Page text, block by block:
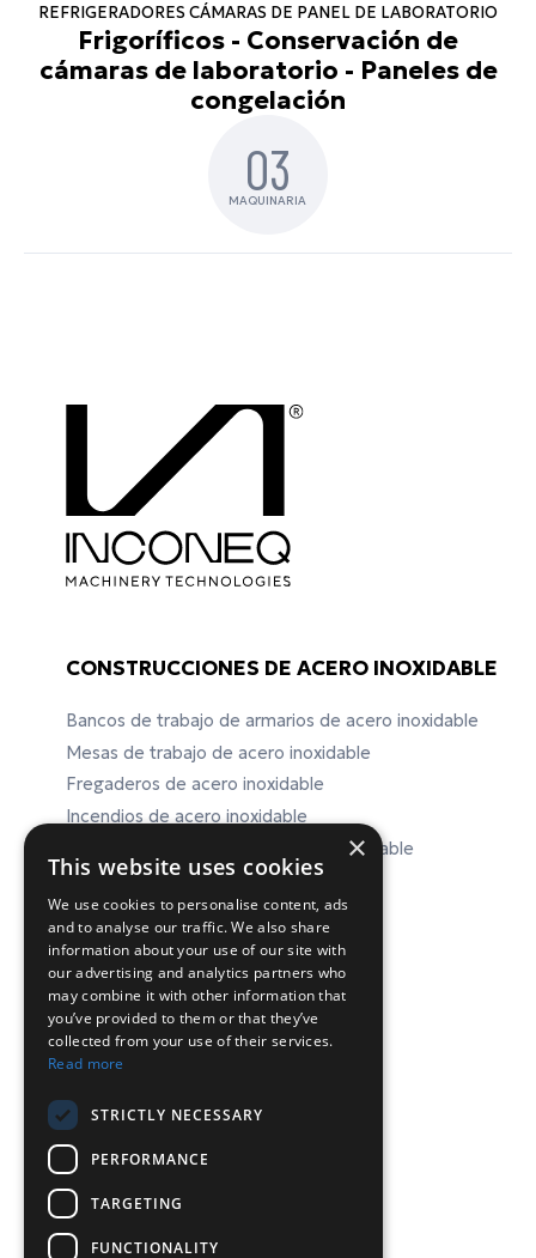
REFRIGERADORES CÁMARAS DE PANEL DE LABORATORIO
Frigoríficos - Conservación de
cámaras de laboratorio - Paneles de
congelación
03
MAQUINARIA
CONSTRUCCIONES DE ACERO INOXIDABLE
Bancos de trabajo de armarios de acero inoxidable
Mesas de trabajo de acero inoxidable
Fregaderos de acero inoxidable
Incendios de acero inoxidable
Equipos de laboratorio de acero inoxidable
ΕΠΙΚΟΙΝΩΝΙΑ
Chr.Lada 44, 12132, Peristeri, Atenas
T: 210-5746040, 210-5758849
×
This website uses cookies
We use cookies to personalise content, ads
and to analyse our traffic. We also share
information about your use of our site with
our advertising and analytics partners who
may combine it with other information that
you’ve provided to them or that they’ve
collected from your use of their services.
Read more
STRICTLY NECESSARY
PERFORMANCE
TARGETING
FUNCTIONALITY